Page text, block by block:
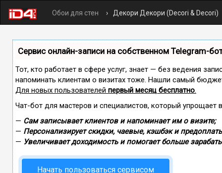
Обои для стен Декори Декори (Decori & Decori)
Сервис онлайн-записи на собственном Telegram-
Тот, кто работает в сфере услуг, знает — без ведения
напоминать клиентам о визитах тоже. Нашли самый
Для новых пользователей первый месяц бесплатно.
Чат-бот для мастеров и специалистов, который упрощает
— Сам записывает клиентов и напоминает им о визите;
— Персонализирует скидки, чаевые, кэшбэк и
— Увеличивает доходимость и помогает больше
Начать пользоваться сервисом